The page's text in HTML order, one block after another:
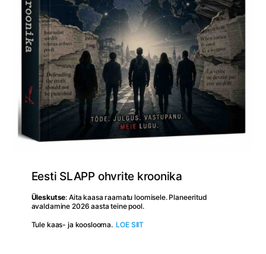
Eesti SLAPP ohvrite kroonika
Üleskutse: Aita kaasa raamatu loomisele. Planeeritud
avaldamine 2026 aasta teine pool.
Tule kaas- ja kooslooma. LOE SIIT